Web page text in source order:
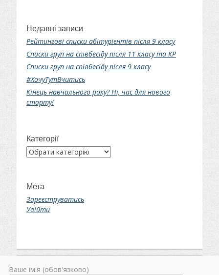
Недавні записи
Рейтингові списки абітурієнтів після 9 класу
Списки груп на співбесіду після 11 класу та КР
Списки груп на співбесіду після 9 класу
#ХочуТутВчитись
Кінець навчального року? Ні, час для нового
старту!
Категорії
Категорії
Мета
Зареєструватись
Увійти
Ваше ім'я (обов'язково)